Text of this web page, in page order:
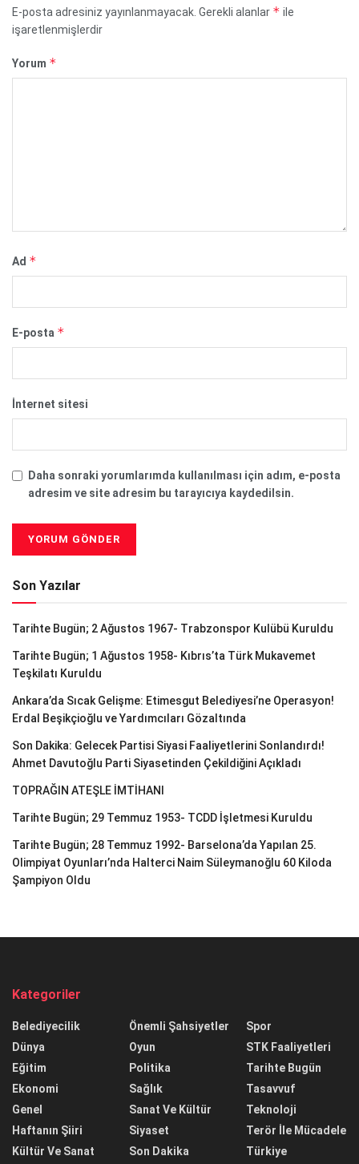
E-posta adresiniz yayınlanmayacak. Gerekli alanlar * ile
işaretlenmişlerdir
Yorum *
Ad *
E-posta *
İnternet sitesi
Daha sonraki yorumlarımda kullanılması için adım, e-posta
adresim ve site adresim bu tarayıcıya kaydedilsin.
Son Yazılar
Tarihte Bugün; 2 Ağustos 1967- Trabzonspor Kulübü Kuruldu
Tarihte Bugün; 1 Ağustos 1958- Kıbrıs’ta Türk Mukavemet
Teşkilatı Kuruldu
Ankara’da Sıcak Gelişme: Etimesgut Belediyesi’ne Operasyon!
Erdal Beşikçioğlu ve Yardımcıları Gözaltında
Son Dakika: Gelecek Partisi Siyasi Faaliyetlerini Sonlandırdı!
Ahmet Davutoğlu Parti Siyasetinden Çekildiğini Açıkladı
TOPRAĞIN ATEŞLE İMTİHANI
Tarihte Bugün; 29 Temmuz 1953- TCDD İşletmesi Kuruldu
Tarihte Bugün; 28 Temmuz 1992- Barselona’da Yapılan 25.
Olimpiyat Oyunları’nda Halterci Naim Süleymanoğlu 60 Kiloda
Şampiyon Oldu
Kategoriler
Belediyecilik
Dünya
Eğitim
Ekonomi
Genel
Haftanın Şiiri
Kültür Ve Sanat
Önemli Şahsiyetler
Oyun
Politika
Sağlık
Sanat Ve Kültür
Siyaset
Son Dakika
Spor
STK Faaliyetleri
Tarihte Bugün
Tasavvuf
Teknoloji
Terör İle Mücadele
Türkiye